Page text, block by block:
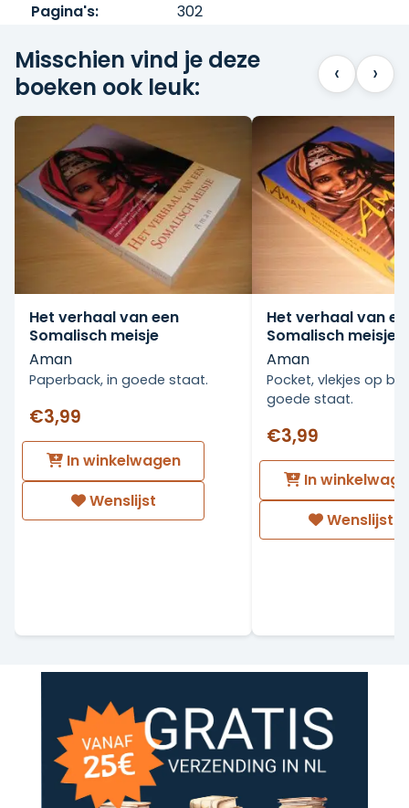
Pagina's:
302
Misschien vind je deze
boeken ook leuk:
‹ ›
Het verhaal van een
Somalisch meisje
Aman
Paperback, in goede staat.
€3,99
In winkelwagen
Wenslijst
Het verhaal van
Somalisch meisje
Aman
Pocket, vlekjes op
goede staat.
€3,99
In
Wenslijst